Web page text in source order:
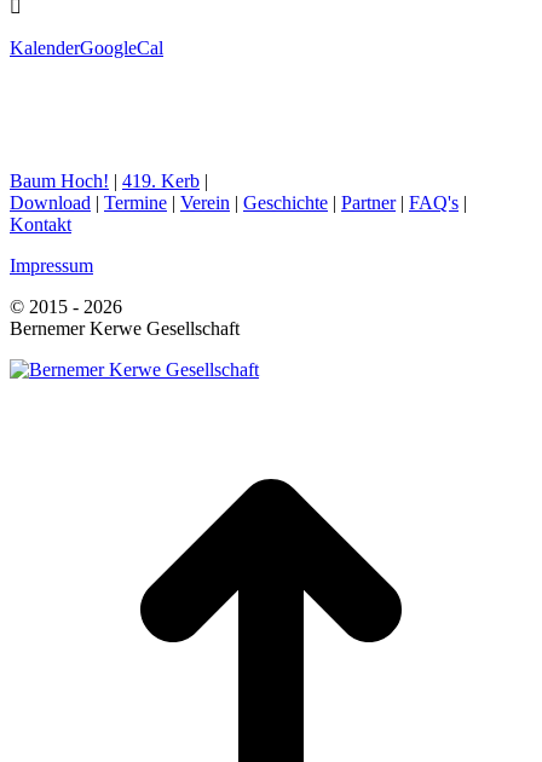
KalenderGoogleCal
Baum Hoch! | 419. Kerb |
Download | Termine | Verein | Geschichte | Partner| FAQ's |
Kontakt
Impressum
© 2015 - 2026
Bernemer Kerwe Gesellschaft